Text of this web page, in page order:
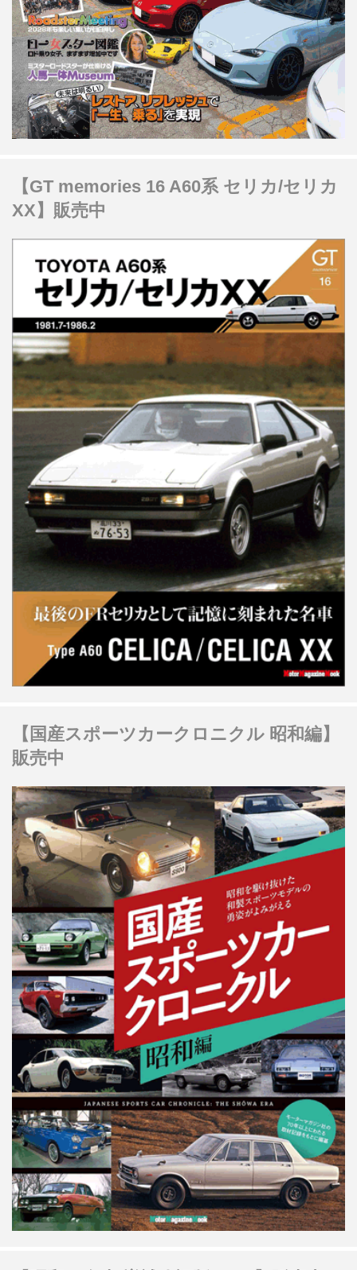
【GT memories 16 A60系 セリカ/セリカ
XX】販売中
【国産スポーツカークロニクル 昭和編】
販売中